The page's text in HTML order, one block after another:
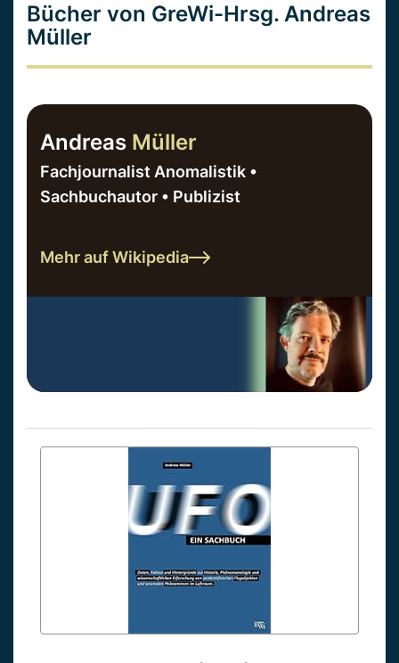
Bücher von GreWi-Hrsg. Andreas
Müller
Andreas Müller
Fachjournalist Anomalistik •
Sachbuchautor • Publizist
Mehr auf Wikipedia